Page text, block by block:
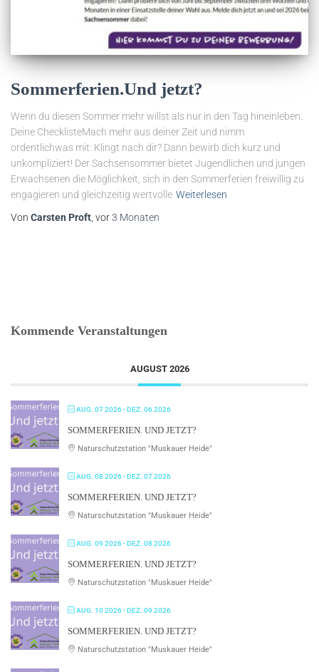
Sommerferien.Und jetzt?
Wenn du diesen Sommer mehr willst als nur in den Tag hineinleben.
Deine ChecklisteMach mehr aus deiner Zeit und nimm
ordentlichwas mit: Klingt nach dir? Dann bewirb dich kurz und
unkompliziert! Der Sachsensommer bietet Jugendlichen und jungen
Erwachsenen die Möglichkeit, sich in den Sommerferien freiwillig zu
engagieren und gleichzeitig wertvolle Weiterlesen
Von Carsten Proft , vor3 Monaten
Kommende Veranstaltungen
AUGUST 2026
AUG. 07 2026- DEZ. 06 2026
SOMMERFERIEN. UND JETZT?
Naturschutzstation "Muskauer Heide"
AUG. 08 2026- DEZ. 07 2026
SOMMERFERIEN. UND JETZT?
Naturschutzstation "Muskauer Heide"
AUG. 09 2026- DEZ. 08 2026
SOMMERFERIEN. UND JETZT?
Naturschutzstation "Muskauer Heide"
AUG. 10 2026- DEZ. 09 2026
SOMMERFERIEN. UND JETZT?
Naturschutzstation "Muskauer Heide"